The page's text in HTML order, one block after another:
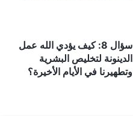
تمامًا مثل الدينونة أمام العرش
العظيم الأبيض في سفر الرؤيا؟
نحن نؤمن بأنّ الدينونة أمام
سؤال 8: كيف يؤدي الله عمل
الدينونة لتخليص البشرية
وتطهيرنا في الأيام الأخيرة؟